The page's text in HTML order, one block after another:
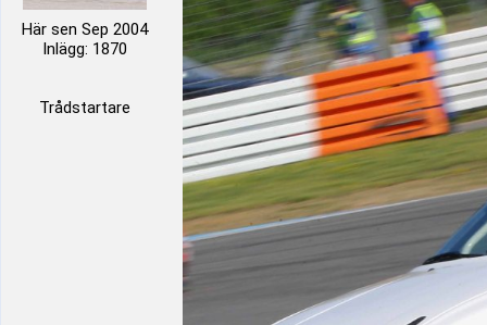
Här sen Sep 2004
Inlägg: 1870
Trådstartare